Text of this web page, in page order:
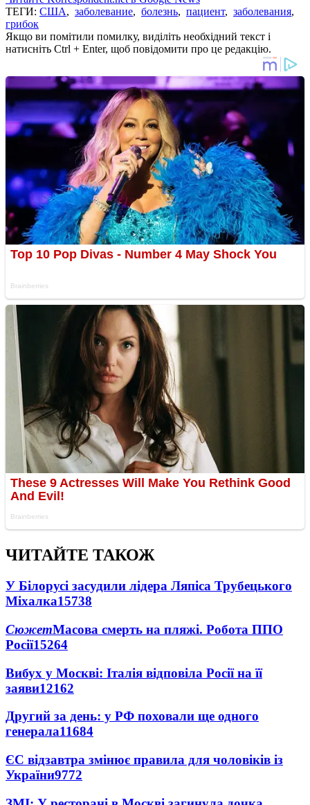
ТЕГИ: США, заболевание, болезнь, пациент, заболевания,
грибок
Якщо ви помітили помилку, виділіть необхідний текст і
натисніть Ctrl + Enter, щоб повідомити про це редакцію.
ЧИТАЙТЕ ТАКОЖ
У Білорусі засудили лідера Ляпіса Трубецького
Міхалка15738
СюжетМасова смерть на пляжі. Робота ППО
Росії15264
Вибух у Москві: Італія відповіла Росії на її
заяви12162
Другий за день: у РФ поховали ще одного
генерала11684
ЄС відзавтра змінює правила для чоловіків із
України9772